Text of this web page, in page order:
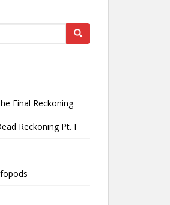
Final Reckoning
Reckoning Pt. I